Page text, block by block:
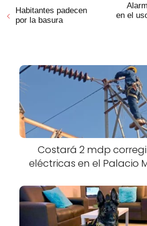
Habitantes padecen
por la basura
en el
Costará 2 mdp
eléctricas en el Palacio